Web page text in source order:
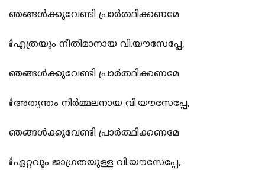
ഞങ്ങൾക്കുവേണ്ടി പ്രാർത്ഥിക്കണമേ
🕯️എത്രയും നീതിമാനായ വി.യൗസേപ്പേ,
ഞങ്ങൾക്കുവേണ്ടി പ്രാർത്ഥിക്കണമേ
🕯️അത്യന്തം നിർമ്മലനായ വി.യൗസേപ്പേ,
ഞങ്ങൾക്കുവേണ്ടി പ്രാർത്ഥിക്കണമേ
🕯️ഏറ്റവും ജാഗ്രതയുള്ള വി.യൗസേപ്പേ,